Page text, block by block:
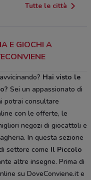
Tutte le città
E GIOCHI A
Hai visto le
Sei un appassionato di
potrai consultare
con le offerte, le
negozi di giocattoli e
In questa sezione
settore come Il Piccolo
altre insegne. Prima di
su DoveConviene.it e